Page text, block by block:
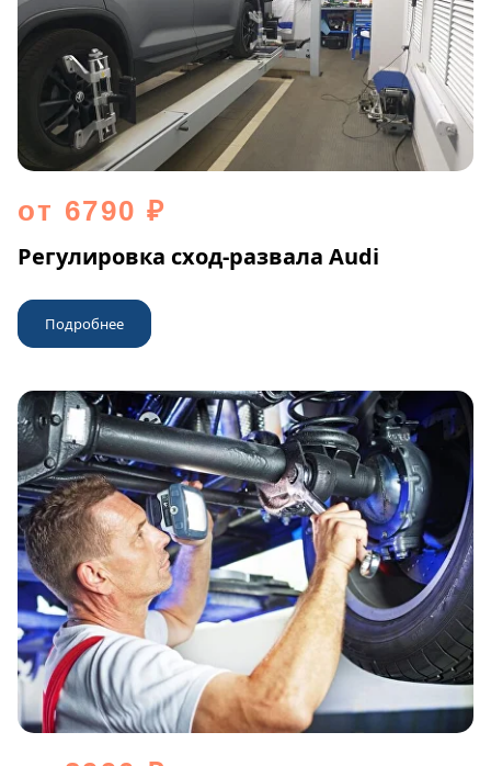
от 6790 ₽
Регулировка сход-развала Audi
Подробнее